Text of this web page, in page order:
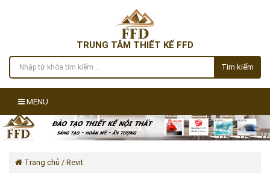
TRUNG TÂM THIẾT KẾ FFD
Tìm kiếm
MENU
Trang chủ / Revit